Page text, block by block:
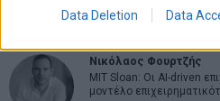
Data Deletion Data
ψάχνει τον επόμενο
Νικόλαος Φουρτζής
MIT Sloan: Οι AI-driven
μοντέλο